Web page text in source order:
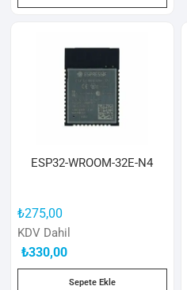
ESP32-WROOM-32E-N4
₺275,00
KDV Dahil
₺330,00
Sepete Ekle